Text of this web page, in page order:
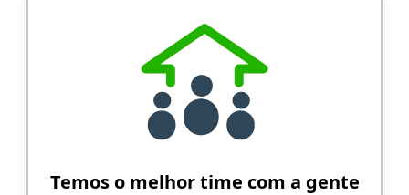
Temos o melhor time com a gente